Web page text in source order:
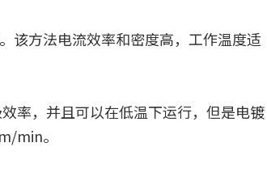
该方法电流效率和密度高，工作温度适
率，并且可以在低温下运行，但是电镀
min。